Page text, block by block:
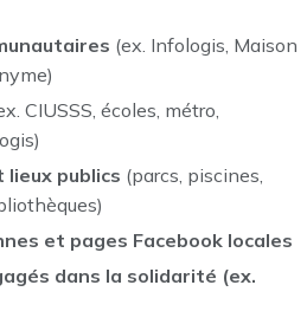
(ex. Infologis, Maison
CIUSSS, écoles, métro,
publics (parcs, piscines,
et pages Facebook locales
dans la solidarité (ex.